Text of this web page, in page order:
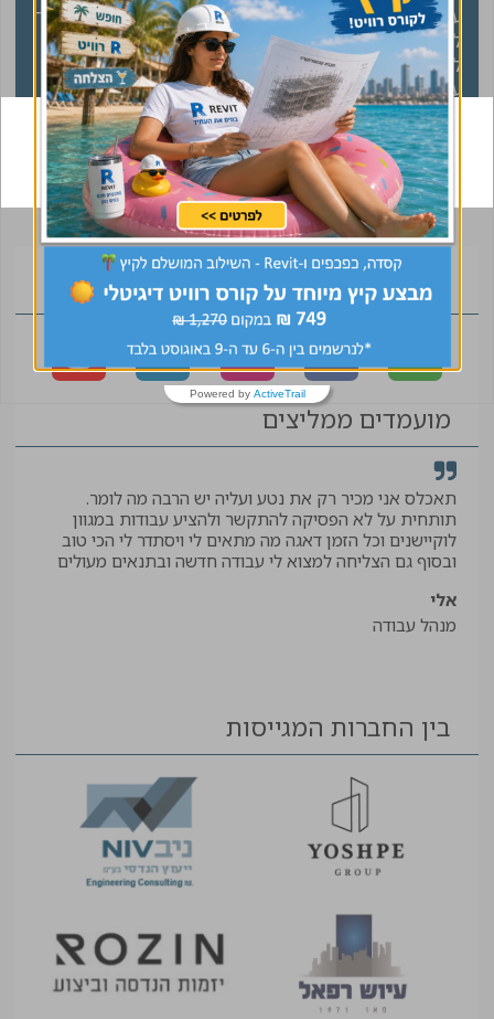
ענבר התרשמתי מאוד
לטובה, דאגה ועזרה לי
לכל אורך הדרך בחיפוש
עבודה חדשה, בזכותה
מצאתי את מה שרציתי
וחיפשתי. תודה מכל הלב
ליאוןמהנדס ביצוע
הבנה של מהות התפקיד
ומציאת תפקיד
שמתאים בדיוק ללקוח.
דבירמנהל פרויקט
הצטרפו לקהילה
מועמדים ממליצים
תאכלס אני מכיר רק את נטע ועליה יש הרבה מה לומר.
תותחית על לא הפסיקה להתקשר ולהציע עבודות במגוון
לוקיישנים וכל הזמן דאגה מה מתאים לי ויסתדר לי הכי טוב
ובסוף גם הצליחה למצוא לי עבודה חדשה ובתנאים מעולים
אלי
מנהל עבודה
בין החברות המגייסות
Powered by ActiveTrail